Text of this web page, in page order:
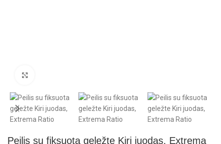
Peilis su fiksuota geležte Kiri juodas, Extrema